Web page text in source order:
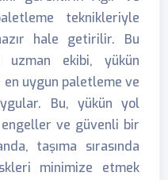
teknikleriyle
hale getirilir. Bu
uzman ekibi, yükün
uygun paletleme ve
Bu, yükün yol
ve güvenli bir
taşıma sırasında
minimize etmek